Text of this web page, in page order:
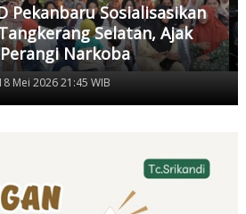
Pekanbaru Sosialisasikan
Selatan, Ajak
Narkoba
Mei 2026 21:45 WIB